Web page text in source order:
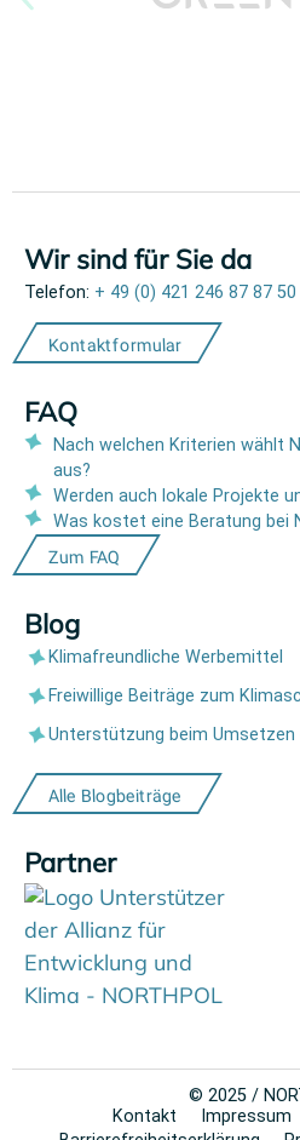
Wir sind für Sie da
Telefon: + 49 (0) 421 246 87 87 50
Kontaktformular
FAQ
Nach welchen Kriterien wählt
aus?
Werden auch lokale Projekte
Was kostet eine Beratung bei
Zum FAQ
Blog
Klimafreundliche Werbemittel
Freiwillige Beiträge zum
Unterstützung beim Umsetzen
Alle Blogbeiträge
Partner
© 2025 /
Kontakt
Impressum